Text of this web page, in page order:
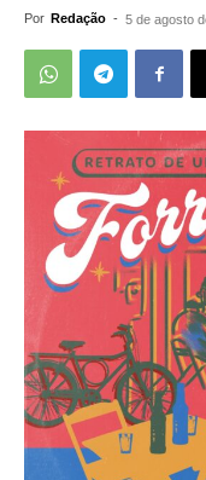
Por Redação - 5 de agosto